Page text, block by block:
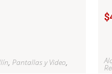
, Pantallas y Video,
$